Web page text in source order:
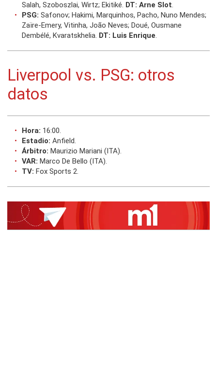
Salah, Szoboszlai, Wirtz; Ekitiké. DT: Arne Slot.
PSG: Safonov; Hakimi, Marquinhos, Pacho, Nuno Mendes;
Zaïre-Emery, Vitinha, João Neves; Doué, Ousmane
Dembélé, Kvaratskhelia. DT: Luis Enrique.
Liverpool vs. PSG: otros
datos
Hora: 16:00.
Estadio: Anfield.
Árbitro: Maurizio Mariani (ITA).
VAR: Marco De Bello (ITA).
TV: Fox Sports 2.